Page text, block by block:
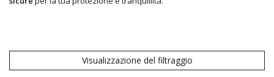
Visualizzazione del filtraggio